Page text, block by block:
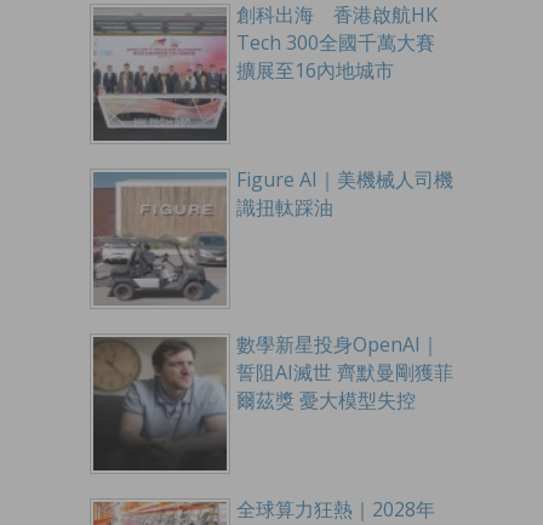
創科出海 香港啟航HK
Tech 300全國千萬大賽
擴展至16內地城市
Figure AI｜美機械人司機
識扭軚踩油
數學新星投身OpenAI｜
誓阻AI滅世 齊默曼剛獲菲
爾茲獎 憂大模型失控
全球算力狂熱｜2028年